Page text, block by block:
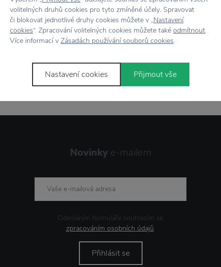
Showroom ve Zlíně
Stojí zapozornost
Novinky e-mailem
Odesláním formuláře souhlasím se
zpracováním osobních údajů.
Přihlásit se
volitelných druhů cookies pro tyto zmíněné účely. Spravovat
či blokovat jednotlivé druhy cookies můžete v „Nastavení
cookies“. Zpracování volitelných cookies můžete také odmítnout.
Více informací v Zásadách používání souborů cookies.
Nastavení cookies Přijmout vše